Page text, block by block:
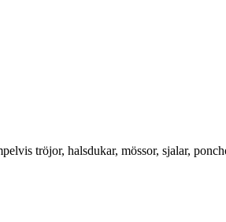
tröjor, halsdukar, mössor, sjalar,